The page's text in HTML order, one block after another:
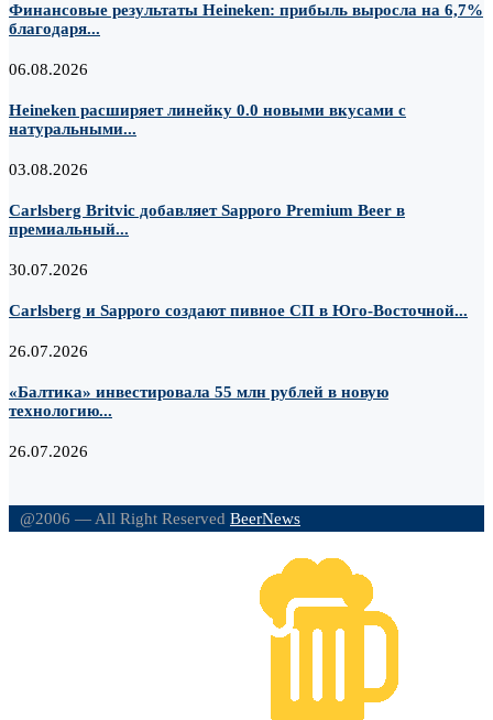
Финансовые результаты Heineken: прибыль выросла на 6,7%
благодаря...
06.08.2026
Heineken расширяет линейку 0.0 новыми вкусами с
натуральными...
03.08.2026
Carlsberg Britvic добавляет Sapporo Premium Beer в
премиальный...
30.07.2026
Carlsberg и Sapporo создают пивное СП в Юго-Восточной...
26.07.2026
«Балтика» инвестировала 55 млн рублей в новую
технологию...
26.07.2026
@2006 — All Right Reserved BeerNews